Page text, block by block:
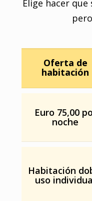
Elige hacer que
Oferta de
habitación
Euro 75,00
noche
Habitación
uso